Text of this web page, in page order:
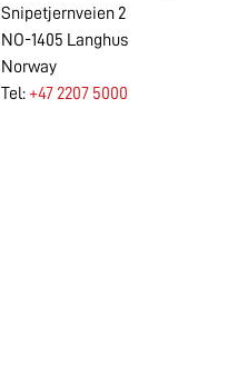
Snipetjernveien 2
NO-1405 Langhus
Norway
Tel: +47 2207 5000